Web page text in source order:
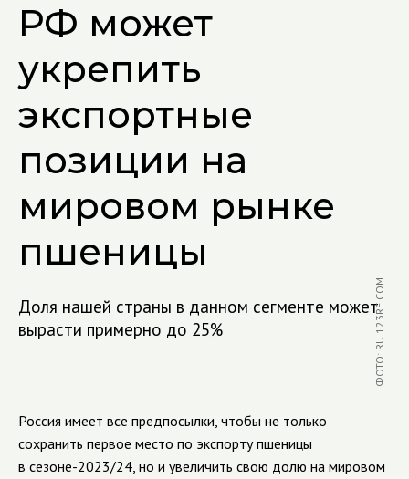
РФ может
укрепить
экспортные
позиции на
мировом рынке
пшеницы
Доля нашей страны в данном сегменте может
вырасти примерно до 25%
ФОТО: RU.123RF.COM
Россия имеет все предпосылки, чтобы не только
сохранить первое место по экспорту пшеницы
в сезоне-2023/24, но и увеличить свою долю на мировом